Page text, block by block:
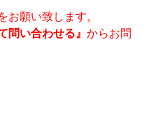
お願い致します。
問い合わせる』 からお問